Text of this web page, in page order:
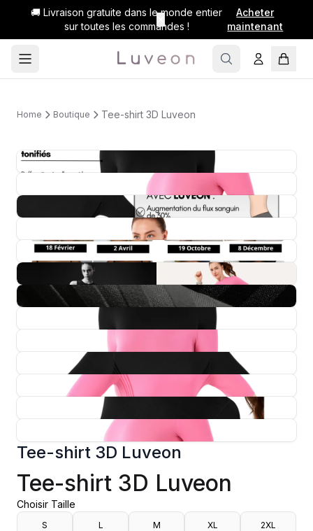
🚚 Livraison gratuite dans le monde entier
sur toutes les commandes !
Acheter
maintenant
Home Boutique Tee-shirt 3D Luveon
Tee-shirt 3D Luveon
Tee-shirt 3D Luveon
Choisir Taille
S L M XL 2XL